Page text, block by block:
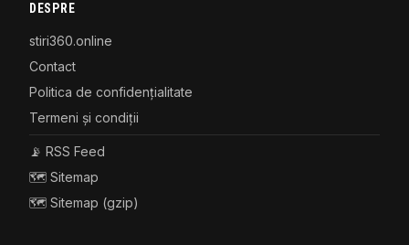
DESPRE
stiri360.online
Contact
Politica de confidențialitate
Termeni și condiții
📡 RSS Feed
🗺️ Sitemap
🗺️ Sitemap (gzip)